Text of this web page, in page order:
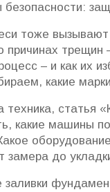
тоже
причинах
– и как их
какие
техника, статья
какие машины
замера до
заливки